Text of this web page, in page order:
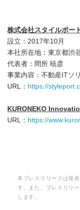
株式会社スタイルポー
設立：2017年10月
本社所在地：東京都渋
代表者：間所 暁彦
事業内容：不動産ITソ
URL： https://
KURONEKO
URL： https://
以
本プレスリリースは発
す。また、プレスリリ
します。